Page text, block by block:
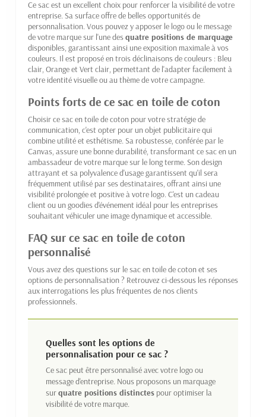
Ce sac est un excellent choix pour renforcer la visibilité de votre
entreprise. Sa surface offre de belles opportunités de
personnalisation. Vous pouvez y apposer le logo ou le message
de votre marque sur l'une desquatre positions de marquage
disponibles, garantissant ainsi une exposition maximale à vos
couleurs. Il est proposé en trois déclinaisons de couleurs : Bleu
clair, Orange et Vert clair, permettant de l'adapter facilement à
votre identité visuelle ou au thème de votre campagne.
Points forts de ce sac en toile de coton
Choisir ce sac en toile de coton pour votre stratégie de
communication, c'est opter pour un objet publicitaire qui
combine utilité et esthétisme. Sa robustesse, conférée par le
Canvas, assure une bonne durabilité, transformant ce sac en un
ambassadeur de votre marque sur le long terme. Son design
attrayant et sa polyvalence d'usage garantissent qu'il sera
fréquemment utilisé par ses destinataires, offrant ainsi une
visibilité prolongée et positive à votre logo. C'est un cadeau
client ou un goodies d'événement idéal pour les entreprises
souhaitant véhiculer une image dynamique et accessible.
FAQ sur ce sac en toile de coton
personnalisé
Vous avez des questions sur le sac en toile de coton et ses
options de personnalisation ? Retrouvez ci-dessous les réponses
aux interrogations les plus fréquentes de nos clients
professionnels.
Quelles sont les options de
personnalisation pour ce sac ?
Ce sac peut être personnalisé avec votre logo ou
message d'entreprise. Nous proposons un marquage
surquatre positions distinctes pour optimiser la
visibilité de votre marque.